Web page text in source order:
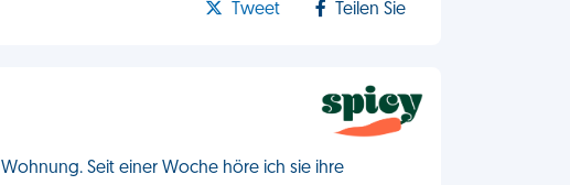
Tweet Teilen Sie
Seit einer Woche höre ich sie ihre